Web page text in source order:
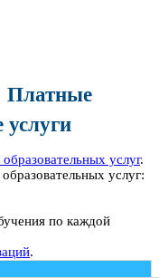
Платные
услуги
услуг.
услуг:
по каждой
.